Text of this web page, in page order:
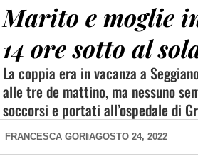
Marito e moglie
14 ore sotto al
La coppia era in vacanza a
alle tre de mattino, ma nessuno
soccorsi e portati all’ospedale di
FRANCESCA GORI AGOSTO 24, 2022